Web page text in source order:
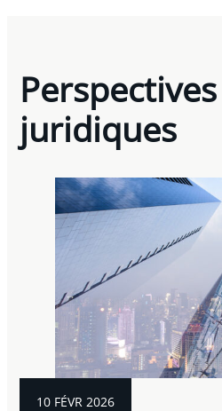
Perspectives
juridiques
10 FÉVR 2026